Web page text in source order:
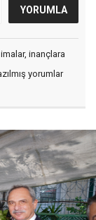
inançlara
yorumlar